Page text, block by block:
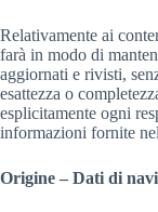
Relativamente ai
farà in modo di
aggiornati e rivisti,
esattezza o
esplicitamente ogni
informazioni fornite
Origine – Dati di